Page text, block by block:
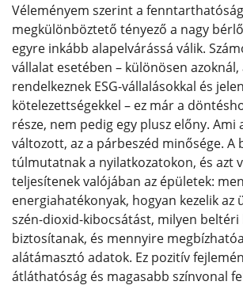
Véleményem szerint a
megkülönböztető tényező a nagy
egyre inkább alapelvárássá válik.
vállalat esetében – különösen azoknál,
rendelkeznek ESG-vállalásokkal és
kötelezettségekkel – ez már a
része, nem pedig egy plusz előny. Ami
változott, az a párbeszéd minősége. A
túlmutatnak a nyilatkozatokon, és azt
teljesítenek valójában az épületek:
energiahatékonyak, hogyan kezelik az
szén-dioxid-kibocsátást, milyen
biztosítanak, és mennyire
alátámasztó adatok. Ez pozitív
átláthatóság és magasabb színvonal